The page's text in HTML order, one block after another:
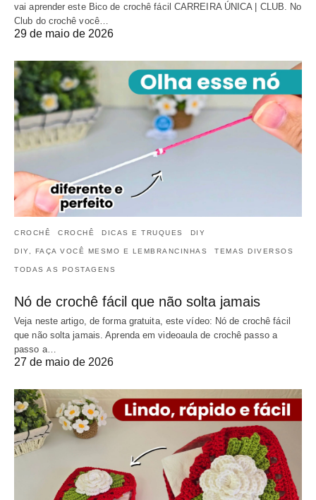
vai aprender este Bico de crochê fácil CARREIRA ÚNICA | CLUB. No
Club do crochê você…
29 de maio de 2026
CROCHÊ CROCHÊ DICAS E TRUQUES DIY
DIY, FAÇA VOCÊ MESMO E LEMBRANCINHAS TEMAS DIVERSOS
TODAS AS POSTAGENS
Nó de crochê fácil que não solta jamais
Veja neste artigo, de forma gratuita, este vídeo: Nó de crochê fácil
que não solta jamais. Aprenda em videoaula de crochê passo a
passo a…
27 de maio de 2026